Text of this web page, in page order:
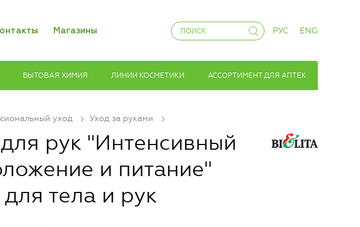
Магазины РУС ENG
БЫТОВАЯ ХИМИЯ ЛИНИИ КОСМЕТИКИ АССОРТИМЕНТ ДЛЯ АПТЕК
уход Уход за руками
рук "Интенсивный
и питание"
тела и рук